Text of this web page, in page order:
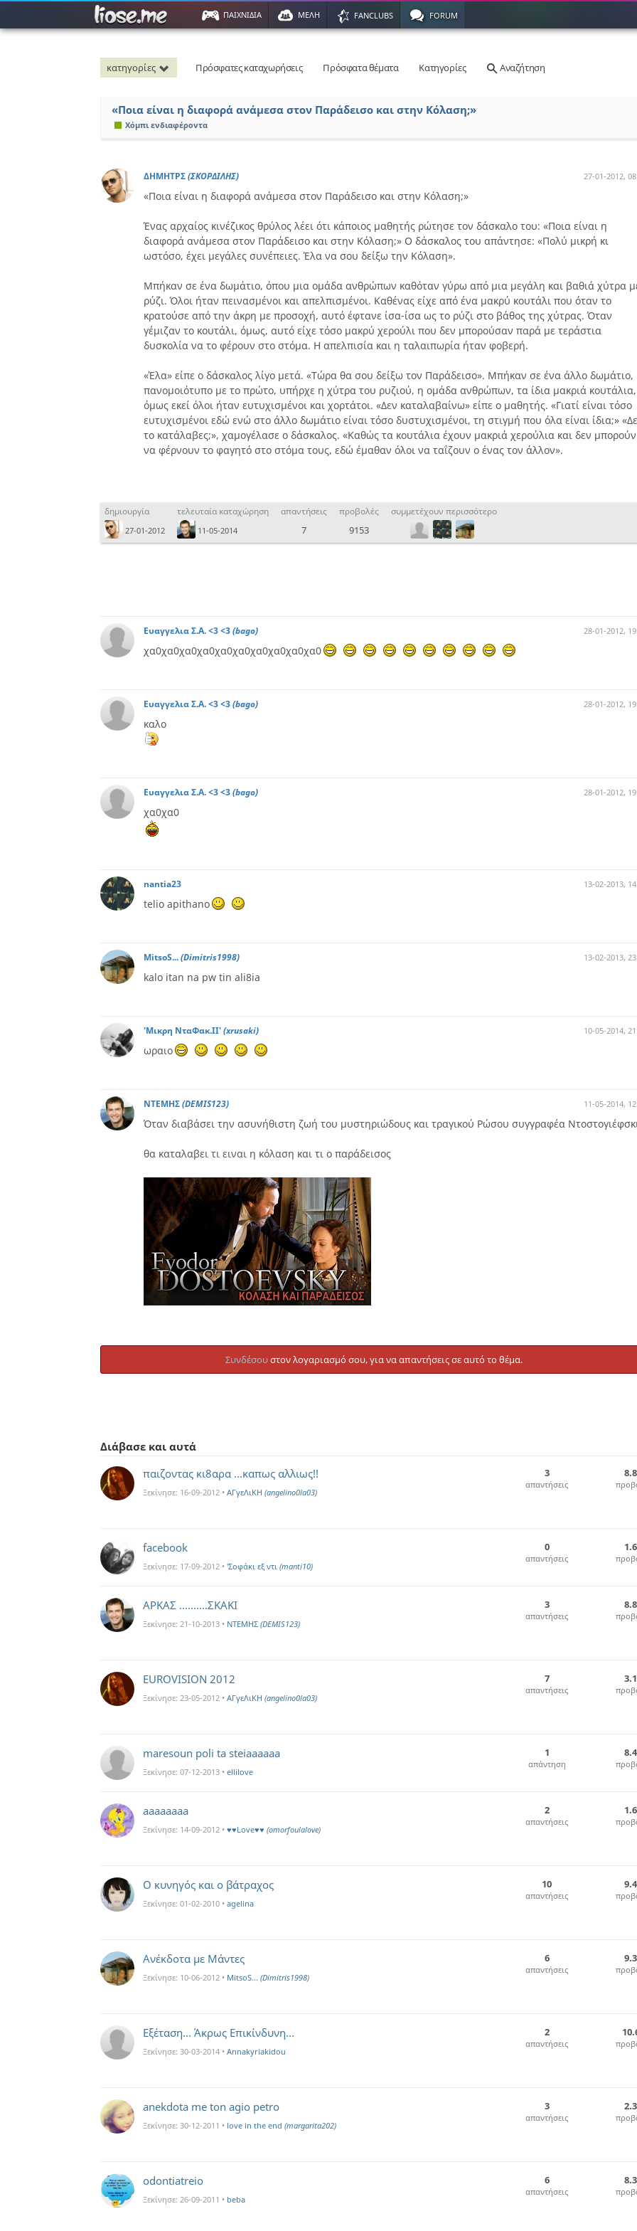
ΠΑΙΧΝΙΔΙΑ ΜΕΛΗ FANCLUBS FORUM
κατηγορίες Πρόσφατες καταχωρήσεις Πρόσφατα θέματα Κατηγορίες Αναζήτηση
«Ποια είναι η διαφορά ανάμεσα στον Παράδεισο και στην Κόλαση;»
Χόμπι ενδιαφέροντα
ΔΗΜΗΤΡΣ(ΣΚΟΡΔΙΛΗΣ) 27-01-2012,
«Ποια είναι η διαφορά ανάμεσα στον Παράδεισο και στην Κόλαση;»
Ένας αρχαίος κινέζικος θρύλος λέει ότι κάποιος μαθητής ρώτησε τον δάσκαλο του: «Ποια είναι η
διαφορά ανάμεσα στον Παράδεισο και στην Κόλαση;» Ο δάσκαλος του απάντησε: «Πολύ μικρή κι
ωστόσο, έχει μεγάλες συνέπειες. Έλα να σου δείξω την Κόλαση».
Μπήκαν σε ένα δωμάτιο, όπου μια ομάδα ανθρώπων καθόταν γύρω από μια μεγάλη και βαθιά χύτρα
ρύζι. Όλοι ήταν πεινασμένοι και απελπισμένοι. Καθένας είχε από ένα μακρύ κουτάλι που όταν το
κρατούσε από την άκρη με προσοχή, αυτό έφτανε ίσα-ίσα ως το ρύζι στο βάθος της χύτρας. Όταν
γέμιζαν το κουτάλι, όμως, αυτό είχε τόσο μακρύ χερούλι που δεν μπορούσαν παρά με τεράστια
δυσκολία να το φέρουν στο στόμα. Η απελπισία και η ταλαιπωρία ήταν φοβερή.
«Έλα» είπε ο δάσκαλος λίγο μετά. «Τώρα θα σου δείξω τον Παράδεισο». Μπήκαν σε ένα άλλο δωμάτιο,
πανομοιότυπο με το πρώτο, υπήρχε η χύτρα του ρυζιού, η ομάδα ανθρώπων, τα ίδια μακριά κουτάλια,
όμως εκεί όλοι ήταν ευτυχισμένοι και χορτάτοι. «Δεν καταλαβαίνω» είπε ο μαθητής. «Γιατί είναι τόσο
ευτυχισμένοι εδώ ενώ στο άλλο δωμάτιο είναι τόσο δυστυχισμένοι, τη στιγμή που όλα είναι ίδια;»
το κατάλαβες;», χαμογέλασε ο δάσκαλος. «Καθώς τα κουτάλια έχουν μακριά χερούλια και δεν μπορούν
να φέρνουν το φαγητό στο στόμα τους, εδώ έμαθαν όλοι να ταΐζουν ο ένας τον άλλον».
δημιουργία
27-01-2012
τελευταία καταχώρηση
11-05-2014
απαντήσεις
7
προβολές
9153
συμμετέχουν περισσότερο
Ευαγγελια Σ.Α. <3 <3(bago) 28-01-2012,
χα0χα0χα0χα0χα0χα0χα0χα0χα0χα0
Ευαγγελια Σ.Α. <3 <3(bago) 28-01-2012,
καλο
Ευαγγελια Σ.Α. <3 <3(bago) 28-01-2012,
χα0χα0
nantia23 13-02-2013,
telio apithano
MitsoS...(Dimitris1998) 13-02-2013,
kalo itan na pw tin ali8ia
'Μικρη ΝταΦακ.ΙΙ'(xrusaki) 10-05-2014,
ωραιο
ΝΤΕΜΗΣ(DEMIS123) 11-05-2014,
Όταν διαβάσει την ασυνήθιστη ζωή του μυστηριώδους και τραγικού Ρώσου συγγραφέα
θα καταλαβει τι ειναι η κόλαση και τι ο παράδεισος
Συνδέσουστον λογαριασμό σου, για να απαντήσεις σε αυτό το θέμα.
Διάβασε και αυτά
παιζοντας κι8αρα ...καπως αλλιως!!
Ξεκίνησε: 16-09-2012 • ΑΓγεΛιΚΗ (angelino0la03)
3
απαντήσεις
facebook
Ξεκίνησε: 17-09-2012 • 'Σοφάκι εξ ντι (manti10)
0
απαντήσεις
ΑΡΚΑΣ ..........ΣΚΑΚΙ
Ξεκίνησε: 21-10-2013 • ΝΤΕΜΗΣ (DEMIS123)
3
απαντήσεις
EUROVISION 2012
Ξεκίνησε: 23-05-2012 • ΑΓγεΛιΚΗ (angelino0la03)
7
απαντήσεις
maresoun poli ta steiaaaaaa
Ξεκίνησε: 07-12-2013 • ellilove
1
απάντηση
aaaaaaaa
Ξεκίνησε: 14-09-2012 • ♥♥Love♥♥ (omorfoulalove)
2
απαντήσεις
Ο κυνηγός και ο βάτραχος
Ξεκίνησε: 01-02-2010 • agelina
10
απαντήσεις
Ανέκδοτα με Μάντες
Ξεκίνησε: 10-06-2012 • MitsoS... (Dimitris1998)
6
απαντήσεις
Εξέταση... Άκρως Επικίνδυνη...
Ξεκίνησε: 30-03-2014 • Annakyriakidou
2
απαντήσεις
anekdota me ton agio petro
Ξεκίνησε: 30-12-2011 • love in the end (margarita202)
3
απαντήσεις
odontiatreio
Ξεκίνησε: 26-09-2011 • beba
6
απαντήσεις